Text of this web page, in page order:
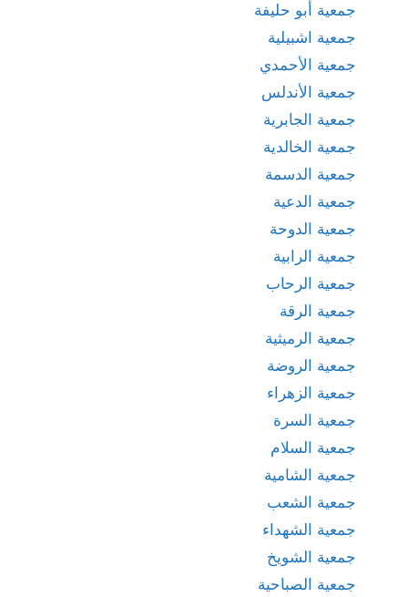
جمعية أبو حليفة
جمعية اشبيلية
جمعية الأحمدي
جمعية الأندلس
جمعية الجابرية
جمعية الخالدية
جمعية الدسمة
جمعية الدعية
جمعية الدوحة
جمعية الرابية
جمعية الرحاب
جمعية الرقة
جمعية الرميثية
جمعية الروضة
جمعية الزهراء
جمعية السرة
جمعية السلام
جمعية الشامية
جمعية الشعب
جمعية الشهداء
جمعية الشويخ
جمعية الصباحية